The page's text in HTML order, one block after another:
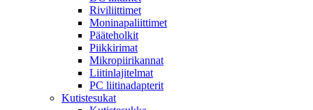
Riviliittimet
Moninapaliittimet
Pääteholkit
Piikkirimat
Mikropiirikannat
Liitinlajitelmat
PC liitinadapterit
Kutistesukat